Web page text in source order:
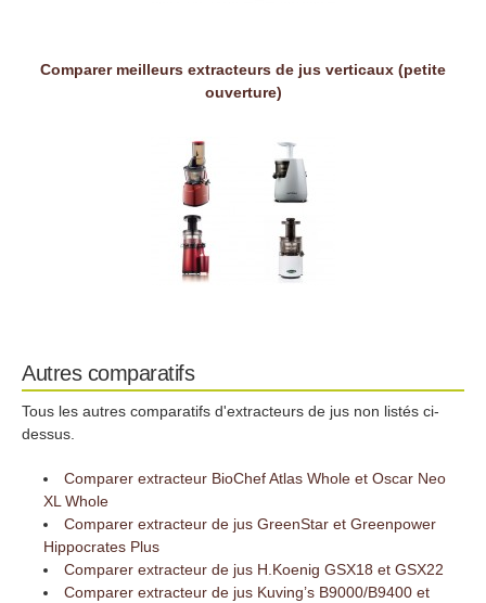
Comparer meilleurs extracteurs de jus verticaux (petite
ouverture)
Autres comparatifs
Tous les autres comparatifs d'extracteurs de jus non listés ci-
dessus.
Comparer extracteur BioChef Atlas Whole et Oscar Neo
XL Whole
Comparer extracteur de jus GreenStar et Greenpower
Hippocrates Plus
Comparer extracteur de jus H.Koenig GSX18 et GSX22
Comparer extracteur de jus Kuving’s B9000/B9400 et